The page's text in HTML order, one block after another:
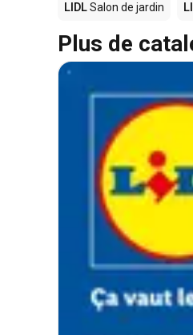
LIDLSalon de jardin
Plus de